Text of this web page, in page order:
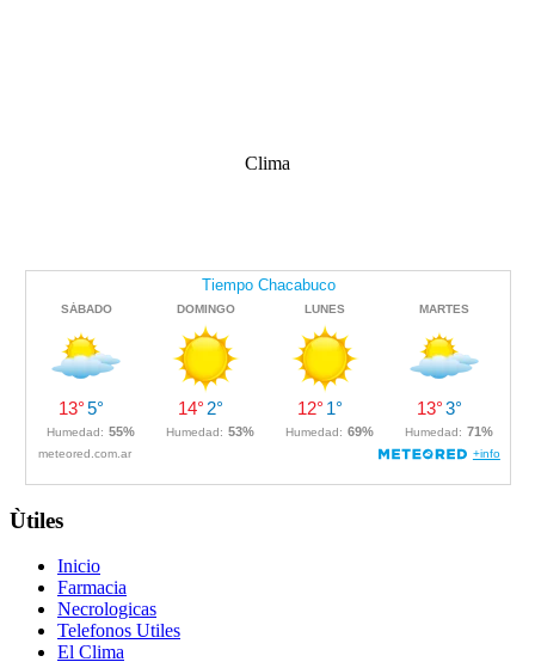
Clima
Ùtiles
Inicio
Farmacia
Necrologicas
Telefonos Utiles
El Clima